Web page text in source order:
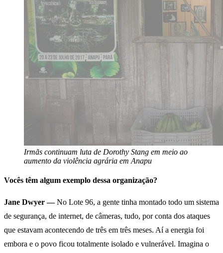
Irmãs continuam luta de Dorothy Stang em meio ao
aumento da violência agrária em Anapu
Vocês têm algum exemplo dessa organização?
Jane Dwyer —No Lote 96, a gente tinha montado todo um sistema
de segurança, de internet, de câmeras, tudo, por conta dos ataques
que estavam acontecendo de três em três meses. Aí a energia foi
embora e o povo ficou totalmente isolado e vulnerável. Imagina o